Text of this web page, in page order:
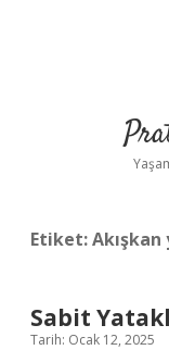
Etiket:
Sabit
Tarih: Ocak 12, 2025